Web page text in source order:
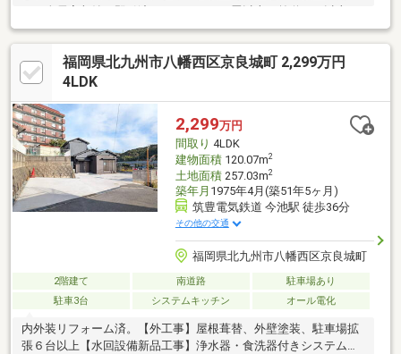
き、全居室収納、即引渡可、ＬＤＫ２０畳以上、前道６ｍ以上、
シャワー付洗面化粧台、対面式キッチン、バリアフリー、トイレ
２ヶ所、浴室１坪以上、２階建、浴室に窓、全居室フローリン
グ、パントリー（食器・食品の収納庫）、ウォークインクローゼ
ット、天井高２．５ｍ以上、ＩＨクッキングヒーター、オール電
福岡県北九州市八幡西区京良城町 2,299万円
4LDK
2,299万円
間取り 4LDK
建物面積120.07m2
土地面積257.03m2
築年月 1975年4月(築51年5ヶ月)
筑豊電気鉄道 今池駅 徒歩36分
その他の交通
福岡県北九州市八幡西区京良城町
2階建て 南道路
駐車場あり
駐車3台
システムキッチン オール電化
内外装リフォーム済。【外工事】屋根葺替、外壁塗装、駐車場拡
張６台以上【水回設備新品工事】浄水器・食洗器付きシステムキ